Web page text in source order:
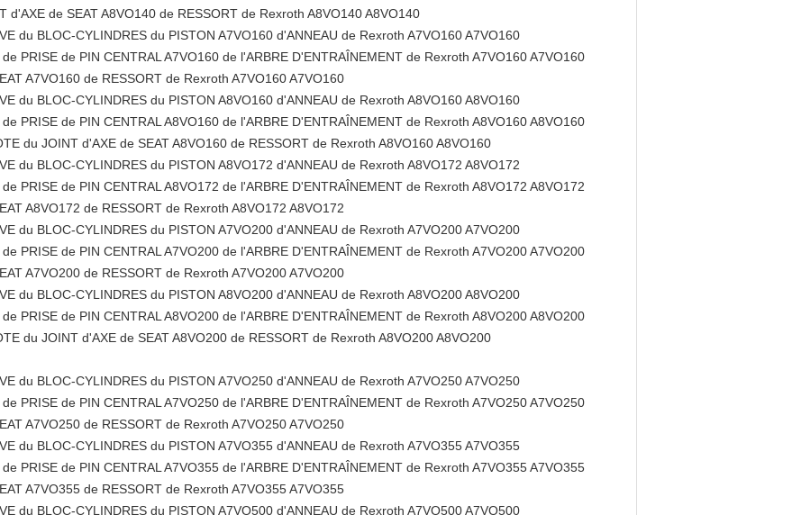
d'AXE de SEAT A8VO140 de RESSORT de Rexroth A8VO140 A8VO140
du BLOC-CYLINDRES du PISTON A7VO160 d'ANNEAU de Rexroth A7VO160 A7VO160
PRISE de PIN CENTRAL A7VO160 de l'ARBRE D'ENTRAÎNEMENT de Rexroth A7VO160 A7VO160
A7VO160 de RESSORT de Rexroth A7VO160 A7VO160
du BLOC-CYLINDRES du PISTON A8VO160 d'ANNEAU de Rexroth A8VO160 A8VO160
PRISE de PIN CENTRAL A8VO160 de l'ARBRE D'ENTRAÎNEMENT de Rexroth A8VO160 A8VO160
du JOINT d'AXE de SEAT A8VO160 de RESSORT de Rexroth A8VO160 A8VO160
du BLOC-CYLINDRES du PISTON A8VO172 d'ANNEAU de Rexroth A8VO172 A8VO172
PRISE de PIN CENTRAL A8VO172 de l'ARBRE D'ENTRAÎNEMENT de Rexroth A8VO172 A8VO172
A8VO172 de RESSORT de Rexroth A8VO172 A8VO172
du BLOC-CYLINDRES du PISTON A7VO200 d'ANNEAU de Rexroth A7VO200 A7VO200
PRISE de PIN CENTRAL A7VO200 de l'ARBRE D'ENTRAÎNEMENT de Rexroth A7VO200 A7VO200
A7VO200 de RESSORT de Rexroth A7VO200 A7VO200
du BLOC-CYLINDRES du PISTON A8VO200 d'ANNEAU de Rexroth A8VO200 A8VO200
PRISE de PIN CENTRAL A8VO200 de l'ARBRE D'ENTRAÎNEMENT de Rexroth A8VO200 A8VO200
du JOINT d'AXE de SEAT A8VO200 de RESSORT de Rexroth A8VO200 A8VO200
du BLOC-CYLINDRES du PISTON A7VO250 d'ANNEAU de Rexroth A7VO250 A7VO250
PRISE de PIN CENTRAL A7VO250 de l'ARBRE D'ENTRAÎNEMENT de Rexroth A7VO250 A7VO250
A7VO250 de RESSORT de Rexroth A7VO250 A7VO250
du BLOC-CYLINDRES du PISTON A7VO355 d'ANNEAU de Rexroth A7VO355 A7VO355
PRISE de PIN CENTRAL A7VO355 de l'ARBRE D'ENTRAÎNEMENT de Rexroth A7VO355 A7VO355
A7VO355 de RESSORT de Rexroth A7VO355 A7VO355
du BLOC-CYLINDRES du PISTON A7VO500 d'ANNEAU de Rexroth A7VO500 A7VO500